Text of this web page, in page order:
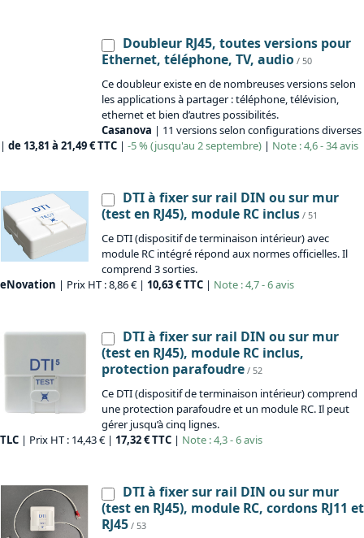
Doubleur RJ45, toutes versions pour
Ethernet, téléphone, TV, audio / 50
Ce doubleur existe en de nombreuses versions selon
les applications à partager : téléphone, télévision,
ethernet et bien d’autres possibilités.
Casanova | 11 versions selon configurations diverses
| de 13,81 à 21,49 € TTC | -5 % (jusqu'au 2 septembre) | Note : 4,6 - 34 avis
DTI à fixer sur rail DIN ou sur mur
(test en RJ45), module RC inclus / 51
Ce DTI (dispositif de terminaison intérieur) avec
module RC intégré répond aux normes officielles. Il
comprend 3 sorties.
eNovation | Prix HT : 8,86 € | 10,63 € TTC | Note : 4,7 - 6 avis
DTI à fixer sur rail DIN ou sur mur
(test en RJ45), module RC inclus,
protection parafoudre / 52
Ce DTI (dispositif de terminaison intérieur) comprend
une protection parafoudre et un module RC. Il peut
gérer jusqu’à cinq lignes.
TLC | Prix HT : 14,43 € | 17,32 € TTC | Note : 4,3 - 6 avis
DTI à fixer sur rail DIN ou sur mur
(test en RJ45), module RC, cordons RJ11 et
RJ45 / 53